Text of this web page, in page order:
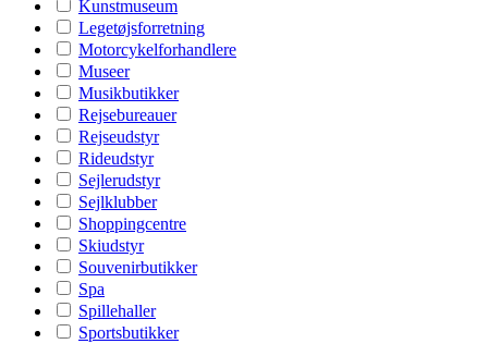
Kunstmuseum
Legetøjsforretning
Motorcykelforhandlere
Museer
Musikbutikker
Rejsebureauer
Rejseudstyr
Rideudstyr
Sejlerudstyr
Sejlklubber
Shoppingcentre
Skiudstyr
Souvenirbutikker
Spa
Spillehaller
Sportsbutikker